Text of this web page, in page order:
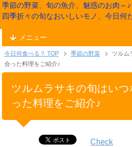
季節の野菜、旬の魚介、魅惑のお肉～♪
四季折々の旬なおいしいモノ、今日何
メニュー
今日何食べる？ TOP 季節の野菜
ツルム
合った料理をご紹介♪
ツルムラサキの旬はい
った料理をご紹介♪
Check